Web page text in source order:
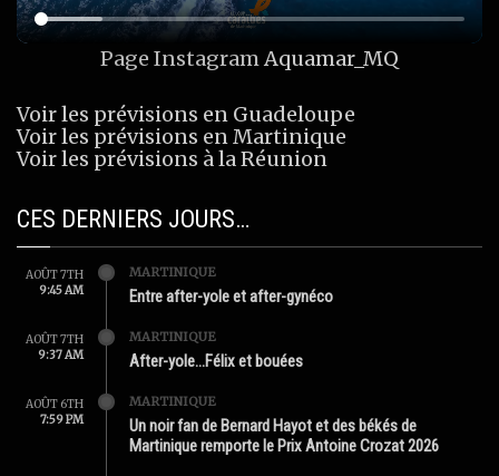
Page InstagramAquamar_MQ
Voir les prévisions en Guadeloupe
Voir les prévisions en Martinique
Voir les prévisions à la Réunion
CES DERNIERS JOURS…
AOÛT 7TH
9:45 AM
MARTINIQUE
Entre after-yole et after-gynéco
AOÛT 7TH
9:37 AM
MARTINIQUE
After-yole…Félix et bouées
AOÛT 6TH
7:59 PM
MARTINIQUE
Un noir fan de Bernard Hayot et des békés de
Martinique remporte le Prix Antoine Crozat 2026